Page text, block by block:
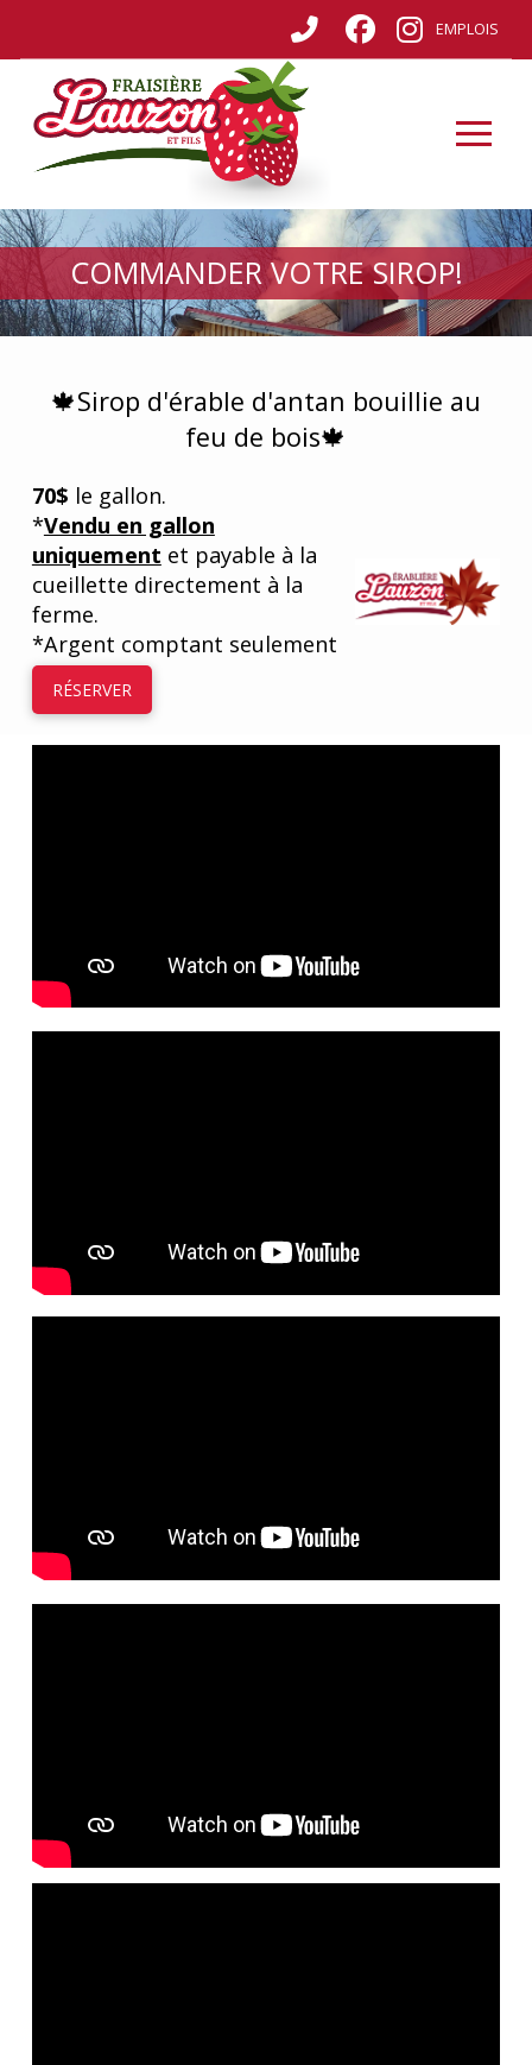
EMPLOIS
COMMANDER VOTRE SIROP!
🍁Sirop d'érable d'antan bouillie au
feu de bois🍁
70$ le gallon.
*Vendu en gallon
uniquement et payable à la
cueillette directement à la
ferme.
*Argent comptant seulement
RÉSERVER